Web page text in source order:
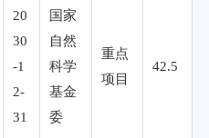
20
30
-1
2-
31
国家
自然
科学
基金
委
重点
项目
42.5